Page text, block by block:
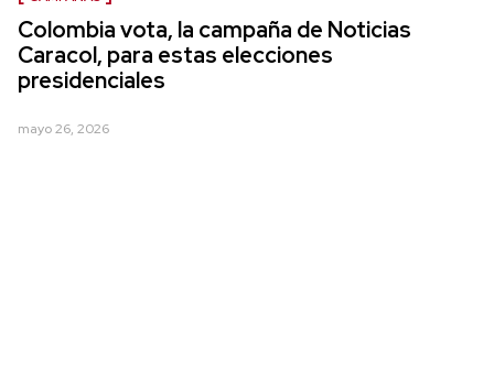
Colombia vota, la campaña de Noticias
Caracol, para estas elecciones
presidenciales
mayo 26, 2026